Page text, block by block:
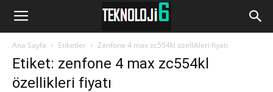
www.Teknoloji6.com
Ana Sayfa Etiketler Zenfone 4 max zc554kl özellikleri fiyatı
Etiket: zenfone 4 max zc554kl
özellikleri fiyatı